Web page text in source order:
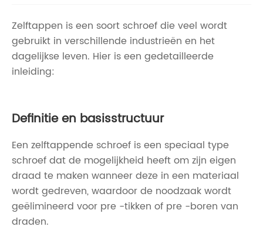
Zelftappen is een soort schroef die veel wordt
gebruikt in verschillende industrieën en het
dagelijkse leven. Hier is een gedetailleerde
inleiding:
Definitie en basisstructuur
Een zelftappende schroef is een speciaal type
schroef dat de mogelijkheid heeft om zijn eigen
draad te maken wanneer deze in een materiaal
wordt gedreven, waardoor de noodzaak wordt
geëlimineerd voor pre -tikken of pre -boren van
draden.